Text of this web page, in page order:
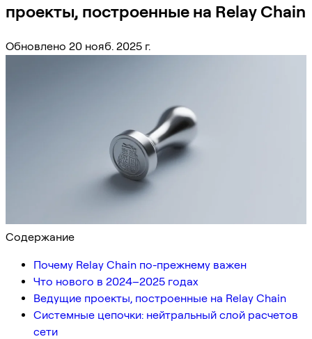
проекты, построенные на Relay Chain
Обновлено 20 нояб. 2025 г.
Содержание
Почему Relay Chain по-прежнему важен
Что нового в 2024–2025 годах
Ведущие проекты, построенные на Relay Chain
Системные цепочки: нейтральный слой расчетов
сети